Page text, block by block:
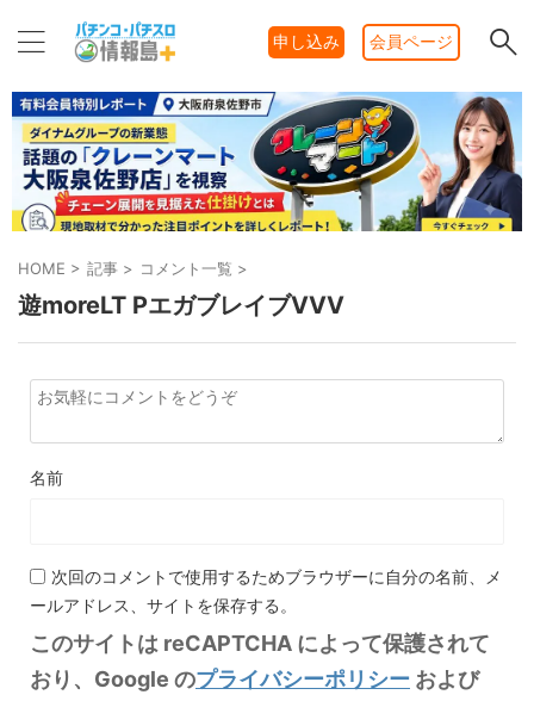
申し込み 会員ページ
HOME > 記事 > コメント一覧 >
遊moreLT PエガブレイブVVV
名前
次回のコメントで使用するためブラウザーに自分の名前、メ
ールアドレス、サイトを保存する。
このサイトは reCAPTCHA によって保護されて
おり、Google のプライバシーポリシー および